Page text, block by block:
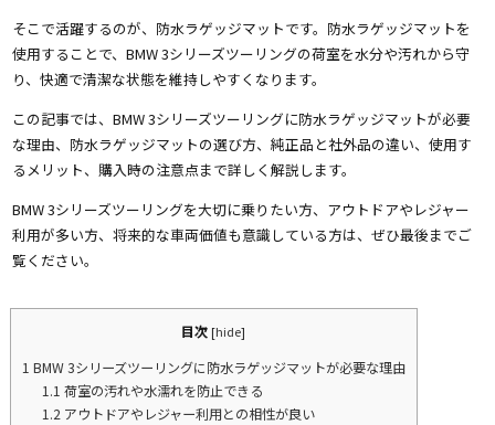
そこで活躍するのが、防水ラゲッジマットです。防水ラゲッジマットを
使用することで、BMW 3シリーズツーリングの荷室を水分や汚れから守
り、快適で清潔な状態を維持しやすくなります。
この記事では、BMW 3シリーズツーリングに防水ラゲッジマットが必要
な理由、防水ラゲッジマットの選び方、純正品と社外品の違い、使用す
るメリット、購入時の注意点まで詳しく解説します。
BMW 3シリーズツーリングを大切に乗りたい方、アウトドアやレジャー
利用が多い方、将来的な車両価値も意識している方は、ぜひ最後までご
覧ください。
目次 [hide]
1 BMW 3シリーズツーリングに防水ラゲッジマットが必要な理由
1.1 荷室の汚れや水濡れを防止できる
1.2 アウトドアやレジャー利用との相性が良い